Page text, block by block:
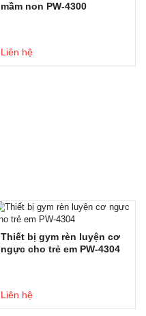
mầm non PW-4300
Liên hệ
Thiết bị gym rèn luyện cơ
ngực cho trẻ em PW-4304
Liên hệ